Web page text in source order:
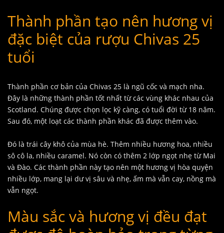
Thành phần tạo nên hương vị
đặc biệt của rượu Chivas 25
tuổi
Thành phần cơ bản của Chivas 25 là ngũ cốc và mạch nha.
Đây là những thành phần tốt nhất từ ​​các vùng khác nhau của
Scotland. Chúng được chọn lọc kỹ càng, có tuổi đời từ 18 năm.
Sau đó, một loạt các thành phần khác đã được thêm vào.
Đó là trái cây khô của mùa hè. Thêm nhiều hương hoa, nhiều
sô cô la, nhiều caramel. Nó còn có thêm 2 lớp ngọt nhẹ từ Mai
và Đào. Các thành phần này tạo nên một hương vị hòa quyện
nhiều lớp, mang lại dư vị sâu và nhẹ, ấm mà vẫn cay, nồng mà
vẫn ngọt.
Màu sắc và hương vị đều đạt